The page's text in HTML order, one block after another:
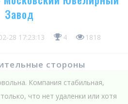
Завод
28 17:23:13 4 1818
стороны
Компания стабильная,
что нет удаленки или хотя